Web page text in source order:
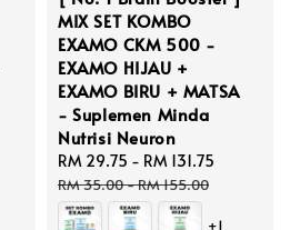
MIX SET KOMBO
EXAMO CKM 500 -
EXAMO HIJAU +
EXAMO BIRU + MATSA
- Suplemen Minda
Nutrisi Neuron
Sale
price
RM 29.75 - RM 131.75
RM 35.00-RM 155.00
+1